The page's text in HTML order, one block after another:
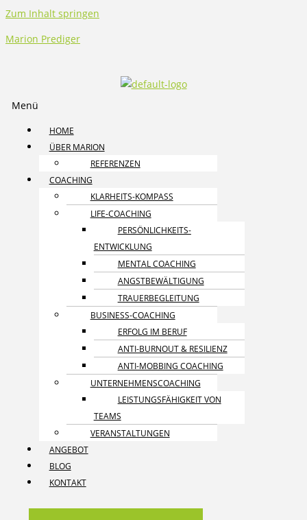
Zum Inhalt springen
Marion Prediger
Menü
HOME
ÜBER MARION
REFERENZEN
COACHING
KLARHEITS-KOMPASS
LIFE-COACHING
PERSÖNLICHKEITS­
ENTWICKLUNG
MENTAL COACHING
ANGST­BEWÄLTIGUNG
TRAUER­BEGLEITUNG
BUSINESS-COACHING
ERFOLG IM BERUF
ANTI-BURNOUT & RESILIENZ
ANTI-MOBBING COACHING
UNTERNEHMENS­COACHING
LEISTUNGSFÄHIGKEIT VON
TEAMS
VERANSTALTUNGEN
ANGEBOT
BLOG
KONTAKT